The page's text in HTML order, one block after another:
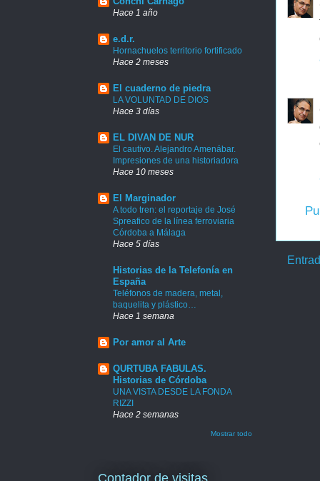
Hace 1 año
e.d.r.
Hornachuelos territorio fortificado
Hace 2 meses
El cuaderno de piedra
LA VOLUNTAD DE DIOS
Hace 3 días
EL DIVAN DE NUR
El cautivo. Alejandro Amenábar.
Impresiones de una historiadora
Hace 10 meses
El Marginador
A todo tren: el reportaje de José
Spreafico de la línea ferroviaria
Córdoba a Málaga
Hace 5 días
Historias de la Telefonía en
España
Teléfonos de madera, metal,
baquelita y plástico…
Hace 1 semana
Por amor al Arte
QURTUBA FABULAS.
Historias de Córdoba
UNA VISTA DESDE LA FONDA
RIZZI
Hace 2 semanas
Mostrar todo